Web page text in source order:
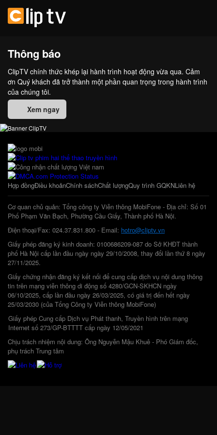
Thông báo
ClipTV chính thức khép lại hành trình hoạt động vừa qua. Cảm
ơn Quý khách đã trở thành một phần quan trọng trong hành trình
của chúng tôi.
Xem ngay
Hợp đồngĐiều khoảnChính sáchChất lượngQuy trình GQKNLiên hệ
Cơ quan chủ quản: Tổng công ty Viễn thông MobiFone - Địa chỉ: Số 01
Phố Phạm Văn Bạch, Phường Cầu Giấy, Thành phố Hà Nội.
Điện thoại/Fax: 024.37.831.800 - Email: hotro@cliptv.vn
Giấy phép đăng ký kinh doanh: 0100686209-087 do Sở KHĐT thành
phố Hà Nội cấp lần đầu ngày ngày 29/10/2008, thay đổi lần thứ 8 ngày
27/11/2025.
Giấy chứng nhận đăng ký kết nối để cung cấp dịch vụ nội dung thông
tin trên mạng viễn thông di động số 4280/GCN-SKHCN ngày
06/10/2025, cấp lần đầu ngày 26/03/2025, có giá trị đến hết ngày
25/03/2030 (của Tổng Công ty Viễn thông MobiFone)
Giấy phép Cung cấp Dịch vụ Phát thanh, Truyền hình trên mạng
Internet số 273/GP-BTTTT cấp ngày 12/05/2021
Chịu trách nhiệm nội dung: Ông Nguyễn Mậu Khuê - Phó Giám đốc,
phụ trách Trung tâm